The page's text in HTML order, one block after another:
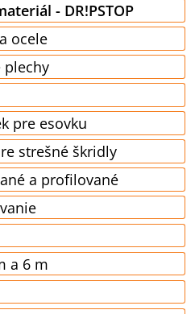
- DR!PSTOP
ocele
plechy
pre esovku
strešné škridly
a profilované
a 6 m